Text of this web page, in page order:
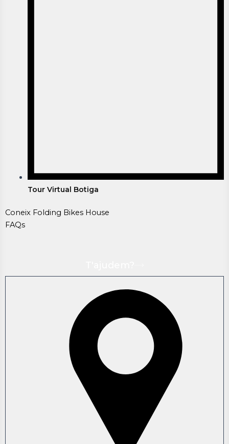
Tour Virtual Botiga
Coneix Folding Bikes House
FAQs